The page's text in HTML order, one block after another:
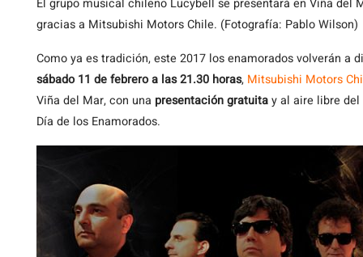
El grupo musical chileno Lucybell se presentará en Viña del
gracias a Mitsubishi Motors Chile. (Fotografía: Pablo Wilson)
Como ya es tradición, este 2017 los enamorados volverán a
sábado 11 de febrero a las 21.30 horas, Mitsubishi Motors
Viña del Mar, con una presentación gratuitay al aire libre
Día de los Enamorados.